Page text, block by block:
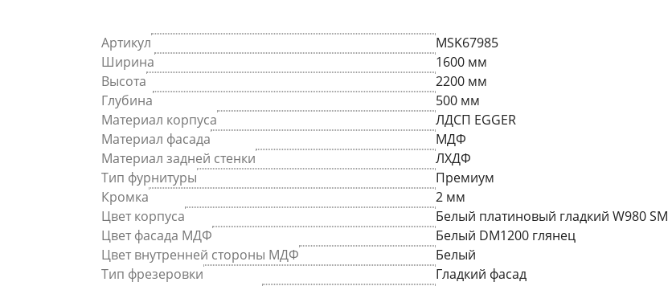
Артикул
MSK67985
Ширина
1600 мм
Высота
2200 мм
Глубина
500 мм
Материал корпуса
ЛДСП EGGER
Материал фасада
МДФ
Материал задней стенки
ЛХДФ
Тип фурнитуры
Премиум
Кромка
2 мм
Цвет корпуса
Белый платиновый гладкий W980 SM
Цвет фасада МДФ
Белый DM1200 глянец
Цвет внутренней стороны МДФ
Белый
Тип фрезеровки
Гладкий фасад